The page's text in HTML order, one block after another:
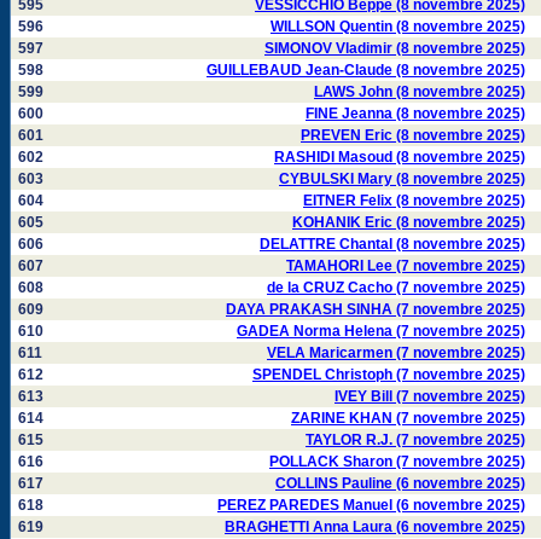
595
VESSICCHIO Beppe (8 novembre 2025)
596
WILLSON Quentin (8 novembre 2025)
597
SIMONOV Vladimir (8 novembre 2025)
598
GUILLEBAUD Jean-Claude (8 novembre 2025)
599
LAWS John (8 novembre 2025)
600
FINE Jeanna (8 novembre 2025)
601
PREVEN Eric (8 novembre 2025)
602
RASHIDI Masoud (8 novembre 2025)
603
CYBULSKI Mary (8 novembre 2025)
604
EITNER Felix (8 novembre 2025)
605
KOHANIK Eric (8 novembre 2025)
606
DELATTRE Chantal (8 novembre 2025)
607
TAMAHORI Lee (7 novembre 2025)
608
de la CRUZ Cacho (7 novembre 2025)
609
DAYA PRAKASH SINHA (7 novembre 2025)
610
GADEA Norma Helena (7 novembre 2025)
611
VELA Maricarmen (7 novembre 2025)
612
SPENDEL Christoph (7 novembre 2025)
613
IVEY Bill (7 novembre 2025)
614
ZARINE KHAN (7 novembre 2025)
615
TAYLOR R.J. (7 novembre 2025)
616
POLLACK Sharon (7 novembre 2025)
617
COLLINS Pauline (6 novembre 2025)
618
PEREZ PAREDES Manuel (6 novembre 2025)
619
BRAGHETTI Anna Laura (6 novembre 2025)